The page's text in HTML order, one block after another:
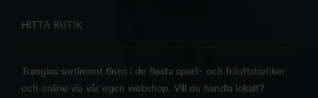
HITTA BUTIK
Trangias sortiment finns i de flesta sport- och friluftsbutiker
och online via vår egen webshop. Vill du handla lokalt?